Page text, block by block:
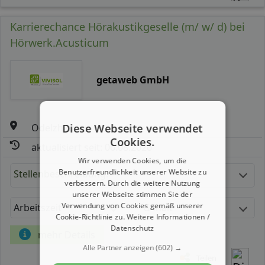
Karrierechance Hörakustikgeselle (m/ w/ d) bei
Hörwerk.Acusticum
getaweb GmbH
Odelzhausen
aktualisiert seit: 06.08.2026
Stellenbeschreibung:
Arbeitszeit Gehalt
mehr Details
Diese Webseite verwendet
Cookies.
Wir verwenden Cookies, um die
Benutzerfreundlichkeit unserer Website zu
verbessern. Durch die weitere Nutzung
unserer Webseite stimmen Sie der
Verwendung von Cookies gemäß unserer
Cookie-Richtlinie zu.Weitere Informationen /
Datenschutz
Alle Partner anzeigen(602) →